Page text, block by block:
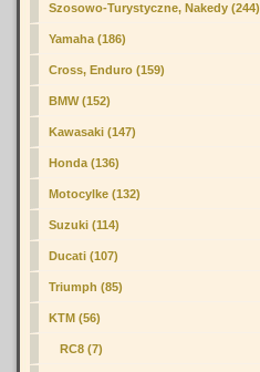
Szosowo-Turystyczne, Nakedy (244)
Yamaha (186)
Cross, Enduro (159)
BMW (152)
Kawasaki (147)
Honda (136)
Motocylke (132)
Suzuki (114)
Ducati (107)
Triumph (85)
KTM (56)
RC8 (7)